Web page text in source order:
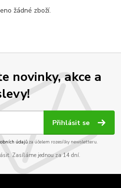
žádné zboží.
novinky, akce a
Přihlásit se
údajůza účelem rozesílky newsletteru.
Zasíláme jednou za 14 dní.